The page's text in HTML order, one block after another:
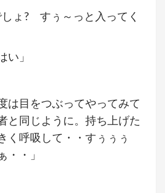
ょ? すぅ～っと入ってく
い」
は目をつぶってやってみて
と同じように。持ち上げた
く呼吸して・・すぅぅぅ
・・」